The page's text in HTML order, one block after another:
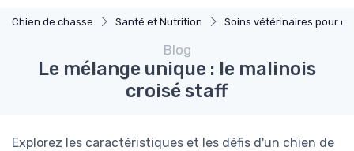
Chien de chasse Santé et Nutrition Soins vétérinaires pour chiens de chasse
Blog
Le mélange unique : le malinois
croisé staff
Explorez les caractéristiques et les défis d'un chien de